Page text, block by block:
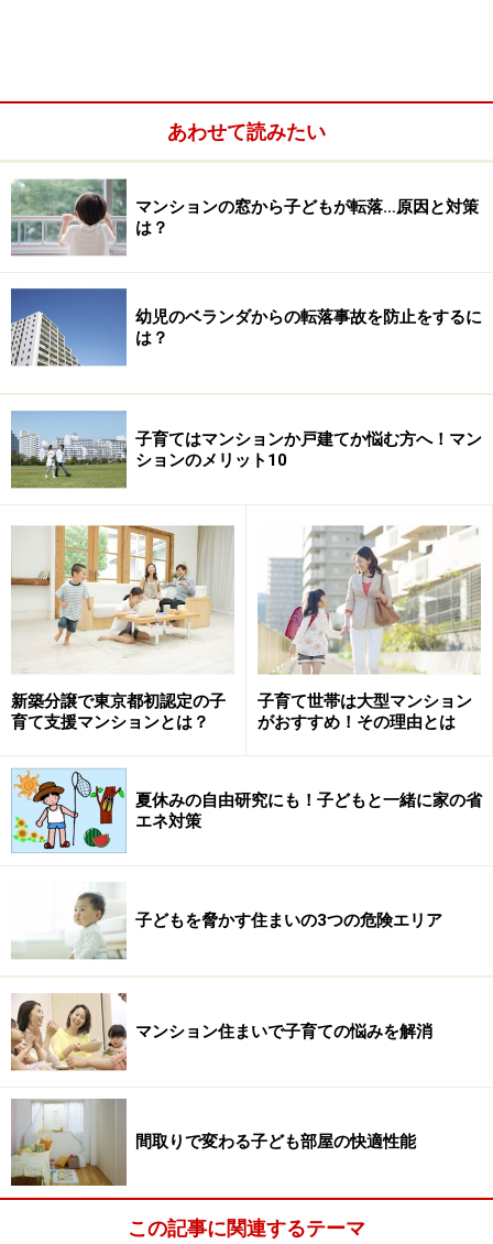
と）
庭があれば動物を飼うこともできる
よく「子育て期は戸建て住宅がよい」という意見を聞き
ますが、その理由を書き出してみましょう。
・戸建て住宅の方が住戸面積が広い
・庭がある
・庭いじりやガーデニングを通して子どもが植物や虫と
触れ合える
・（戸建て住宅が並ぶ環境では）公園や緑地など自然環
境も良いところが多い、など。
確かに子どもが小さい頃には家で遊ぶ時間も長く、家が
広く庭があり、気兼ねなくお友達を呼んだり収納スペー
スが確保できるという点で、戸建て住宅は理想的だと思
います。
戸建てで子育てのメリット1.虫や植物の飼
育には戸建てが向く
あわせて読みたい
マンションの窓から子どもが転落…原因と対策
は？
幼児のベランダからの転落事故を防止をするに
は？
子育てはマンションか戸建てか悩む方へ！マン
ションのメリット10
新築分譲で東京都初認定の子
育て支援マンションとは？
子育て世帯は大型マンション
がおすすめ！その理由とは
夏休みの自由研究にも！子どもと一緒に家の省
エネ対策
子どもを脅かす住まいの3つの危険エリア
マンション住まいで子育ての悩みを解消
間取りで変わる子ども部屋の快適性能
この記事に関連するテーマ